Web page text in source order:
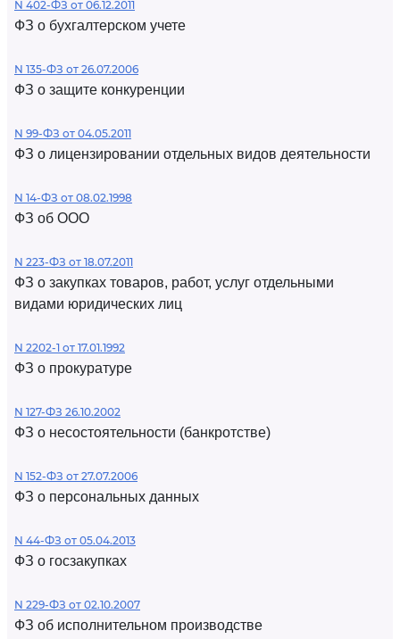
N 402-ФЗ от 06.12.2011
ФЗ о бухгалтерском учете
N 135-ФЗ от 26.07.2006
ФЗ о защите конкуренции
N 99-ФЗ от 04.05.2011
ФЗ о лицензировании отдельных видов деятельности
N 14-ФЗ от 08.02.1998
ФЗ об ООО
N 223-ФЗ от 18.07.2011
ФЗ о закупках товаров, работ, услуг отдельными
видами юридических лиц
N 2202-1 от 17.01.1992
ФЗ о прокуратуре
N 127-ФЗ 26.10.2002
ФЗ о несостоятельности (банкротстве)
N 152-ФЗ от 27.07.2006
ФЗ о персональных данных
N 44-ФЗ от 05.04.2013
ФЗ о госзакупках
N 229-ФЗ от 02.10.2007
ФЗ об исполнительном производстве